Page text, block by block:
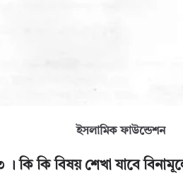
ইসলামিক ফাউন্ডেশন
কি কি বিষয় শেখা যাবে